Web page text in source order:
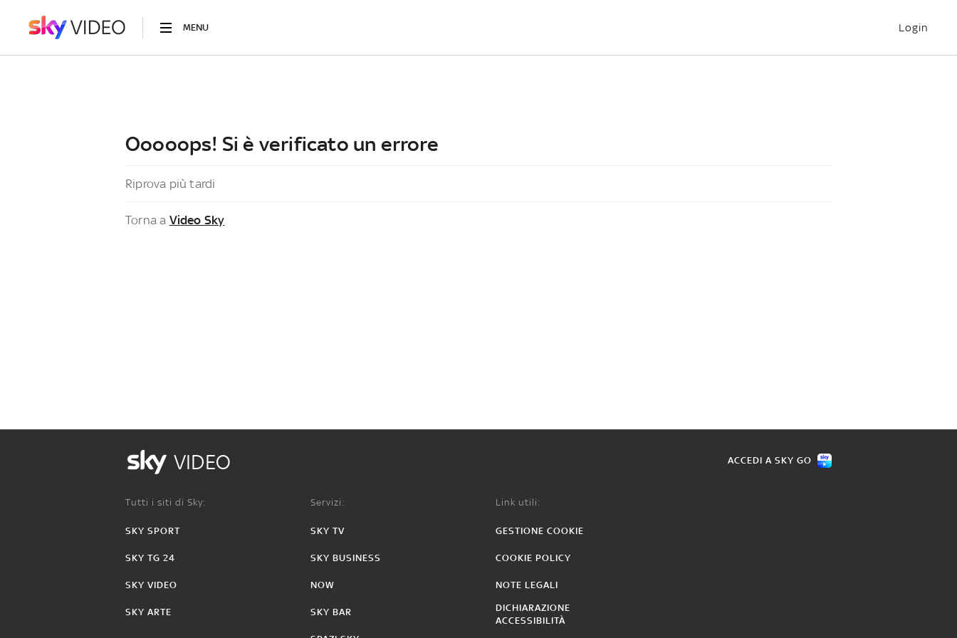
MENU Login
Ooooops! Si è verificato un errore
Riprova più tardi
Torna a Video Sky
VIDEO ACCEDI A SKY GO
Tutti i siti di Sky:
SKY SPORT
SKY TG 24
SKY VIDEO
SKY ARTE
Servizi:
SKY TV
SKY BUSINESS
NOW
SKY BAR
Link utili:
GESTIONE COOKIE
COOKIE POLICY
NOTE LEGALI
DICHIARAZIONE
ACCESSIBILITÀ